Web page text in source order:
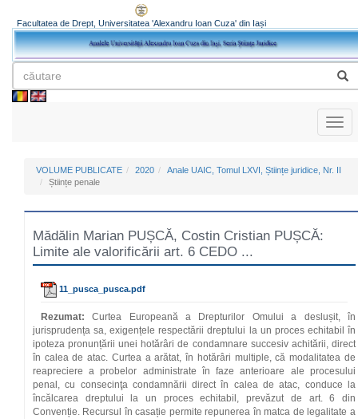
Facultatea de Drept, Universitatea 'Alexandru Ioan Cuza' din Iași
VOLUME PUBLICATE 2020
Anale UAIC, Tomul LXVI, Științe juridice, Nr. II
Științe penale
Mădălin Marian PUȘCĂ, Costin Cristian PUȘCĂ:
Limite ale valorificării art. 6 CEDO ...
11_pusca_pusca.pdf
Rezumat:Curtea Europeană a Drepturilor Omului a deslușit, în
jurisprudența sa, exigențele respectării dreptului la un proces echitabil în
ipoteza pronunțării unei hotărâri de condamnare succesiv achitării, direct
în calea de atac. Curtea a arătat, în hotărâri multiple, că modalitatea de
reapreciere a probelor administrate în faze anterioare ale procesului
penal, cu consecinţa condamnării direct în calea de atac, conduce la
încălcarea dreptului la un proces echitabil, prevăzut de art. 6 din
Convenție. Recursul în casație permite repunerea în matca de legalitate a